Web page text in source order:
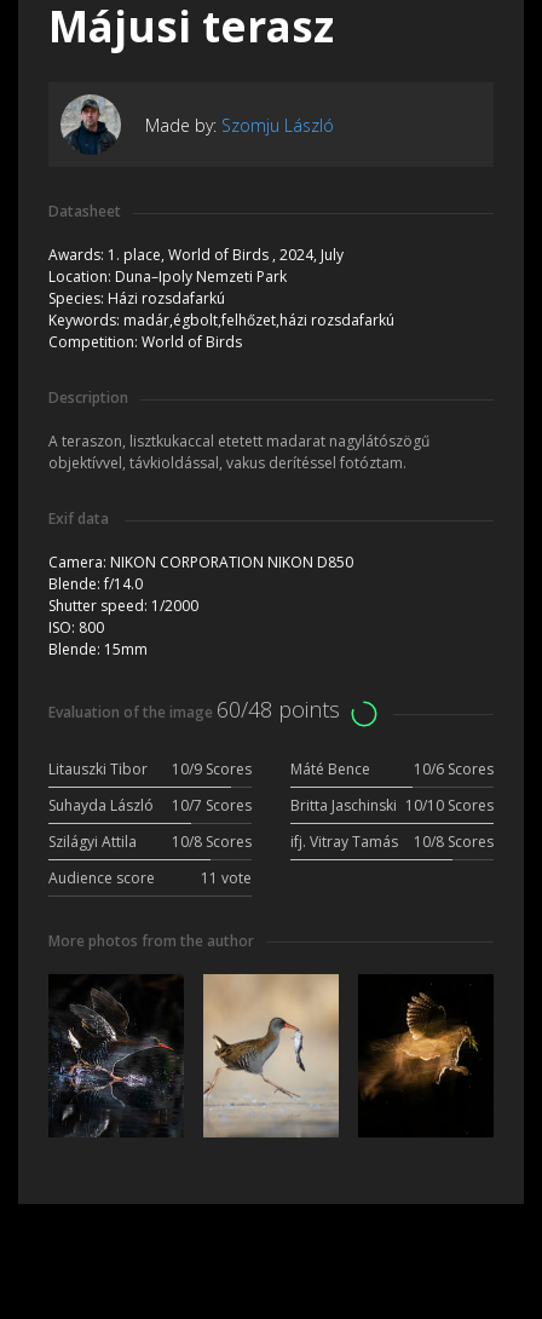
Májusi terasz
Made by: Szomju László
Datasheet
Awards: 1. place, World of Birds , 2024, July
Location: Duna–Ipoly Nemzeti Park
Species: Házi rozsdafarkú
Keywords: madár,égbolt,felhőzet,házi rozsdafarkú
Competition: World of Birds
Description
A teraszon, lisztkukaccal etetett madarat nagylátószögű
objektívvel, távkioldással, vakus derítéssel fotóztam.
Exif data
Camera: NIKON CORPORATION NIKON D850
Blende:f/14.0
Shutter speed: 1/2000
ISO: 800
Blende: 15mm
Evaluation of the image 60/48 points
Litauszki Tibor 10/9 Scores Máté Bence
10/6 Scores
Suhayda László
10/7 Scores Britta Jaschinski 10/10 Scores
Szilágyi Attila
10/8 Scores ifj. Vitray Tamás
10/8 Scores
Audience score
11 vote
More photos from the author